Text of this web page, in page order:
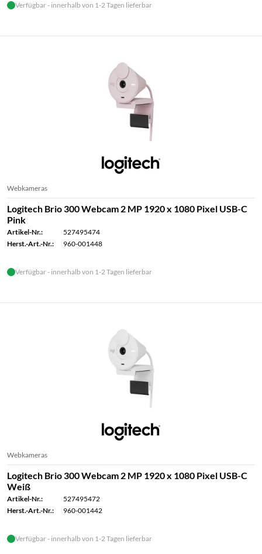
Verfügbar - innerhalb von 1-2 Tagen lieferbar
Webkameras
Logitech Brio 300 Webcam 2 MP 1920 x 1080 Pixel USB-C
Pink
Artikel-Nr.:
527495474
Herst.-Art.-Nr.:
960-001448
Verfügbar - innerhalb von 1-2 Tagen lieferbar
Webkameras
Logitech Brio 300 Webcam 2 MP 1920 x 1080 Pixel USB-C
Weiß
Artikel-Nr.:
527495472
Herst.-Art.-Nr.:
960-001442
Verfügbar - innerhalb von 1-2 Tagen lieferbar